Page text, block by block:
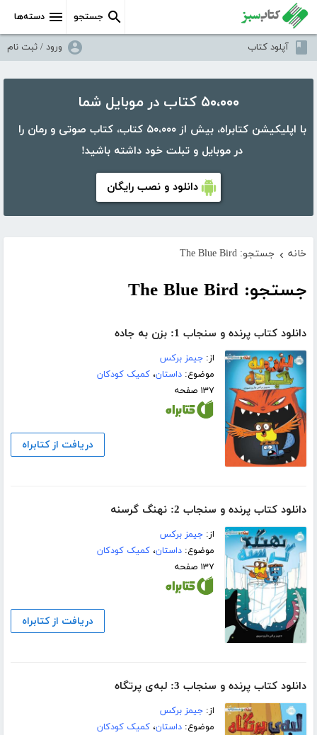
دسته‌ها جستجو
آپلود کتاب ورود / ثبت نام
۵۰،۰۰۰ کتاب در موبایل شما
با اپلیکیشن کتابراه، بیش از ۵۰،۰۰۰ کتاب، کتاب صوتی و رمان را
در موبایل و تبلت خود داشته باشید!
دانلود و نصب رایگان
خانه › جستجو: The Blue Bird
جستجو: The Blue Bird
دانلود کتاب پرنده و سنجاب 1: بزن به جاده
از:جیمز برکس
موضوع:داستان،کمیک کودکان
۱۳۷ صفحه
دریافت از کتابراه
دانلود کتاب پرنده و سنجاب 2: نهنگ گرسنه
از:جیمز برکس
موضوع:داستان،کمیک کودکان
۱۳۷ صفحه
دریافت از کتابراه
دانلود کتاب پرنده و سنجاب 3: لبه‌ی پرتگاه
از:جیمز برکس
موضوع:داستان،کمیک کودکان